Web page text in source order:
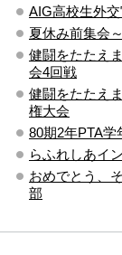
AIG高校生外
夏休み前集会
健闘をたたえ
会4回戦
健闘をたたえ
権大会
80期2年PTA
らふれしあイ
おめでとう、
部